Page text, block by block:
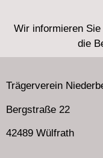
Wir informieren
die
Trägerverein
Bergstraße 22
42489 Wülfrath